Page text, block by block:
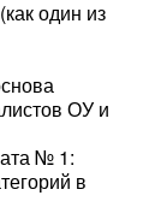
один из
ОУ и
№ 1:
в